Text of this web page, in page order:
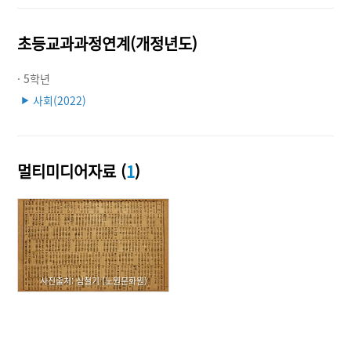
초등교과과정연계(개정년도)
· 5학년
▶ 사회(2022)
멀티미디어자료 (1)
사진출처: 심철기 (노원문화원)